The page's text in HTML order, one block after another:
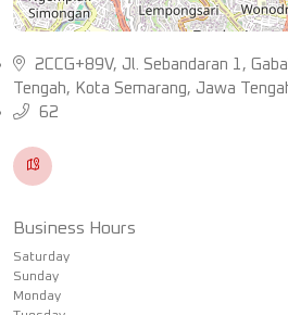
2CCG+89V, Jl. Sebandaran 1,
Tengah, Kota Semarang, Jawa
62
Business Hours
Saturday
Sunday
Monday